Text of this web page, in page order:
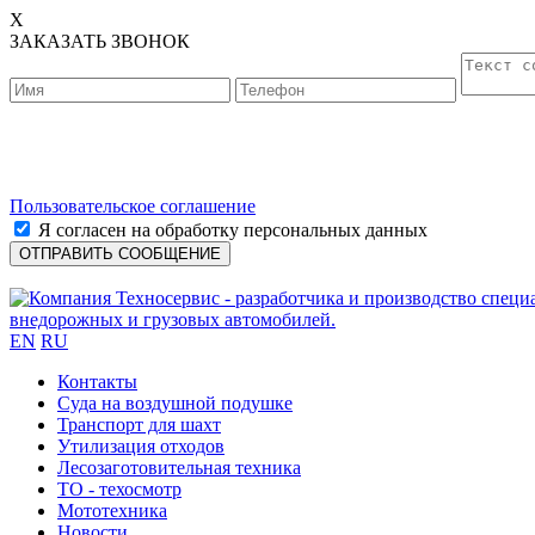
X
ЗАКАЗАТЬ ЗВОНОК
Пользовательское соглашение
Я согласен на обработку персональных данных
EN RU
Контакты
Cуда на воздушной подушке
Транспорт для шахт
Утилизация отходов
Лесозаготовительная техника
ТО - техосмотр
Мототехника